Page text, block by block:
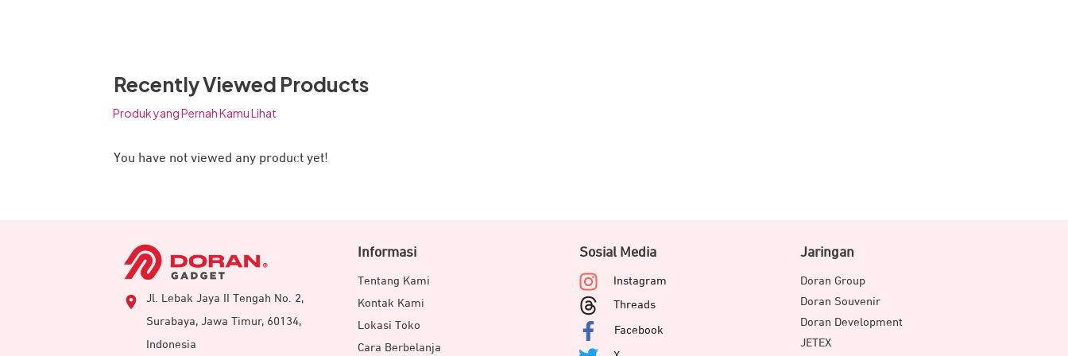
Recently Viewed Products
Produk yang Pernah Kamu Lihat
You have not viewed any product yet!
Jl. Lebak Jaya II Tengah No. 2,
Surabaya, Jawa Timur, 60134,
Indonesia
Informasi
Tentang Kami
Kontak Kami
Lokasi Toko
Cara Berbelanja
Sosial Media
Instagram
Threads
Facebook
Jaringan
Doran Group
Doran Souvenir
Doran Development
JETEX